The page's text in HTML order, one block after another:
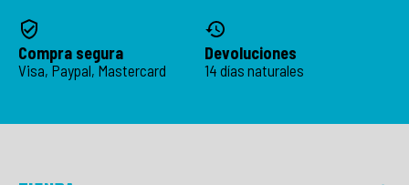
Compra segura
Visa, Paypal, Mastercard
Devoluciones
14 días naturales